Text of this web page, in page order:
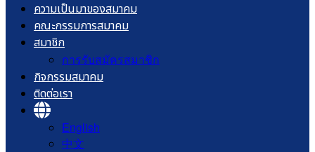
ความเป็นมาของสมาคม
คณะกรรมการสมาคม
สมาชิก
การรับสมัครสมาชิก
กิจกรรมสมาคม
ติดต่อเรา
English
中文